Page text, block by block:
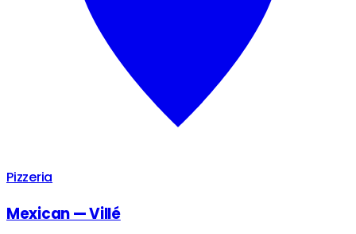
Pizzeria
Mexican — Villé